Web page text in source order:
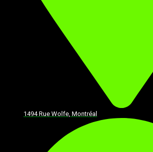
1494 Rue Wolfe, Montréal